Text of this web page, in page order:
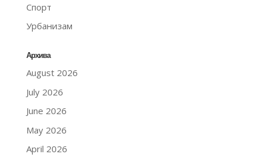
Спорт
Урбанизам
Архива
August 2026
July 2026
June 2026
May 2026
April 2026